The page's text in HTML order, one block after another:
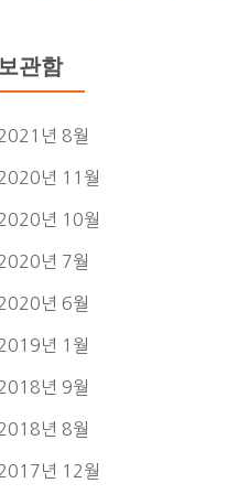
관함
년 8월
년 11월
년 10월
년 7월
년 6월
년 1월
년 9월
년 8월
년 12월